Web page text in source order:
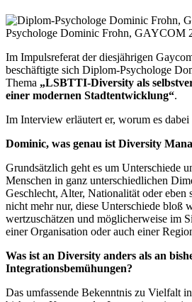
Psychologe Dominic Frohn, GAYCOM
Im Impulsreferat der diesjährigen
beschäftigte sich Diplom-Psychologe
Thema „LSBTTI-Diversity als
einer modernen Stadtentwicklung“.
Im Interview erläutert er, worum es
Dominic, was genau ist Diversity
Grundsätzlich geht es um Unterschiede
Menschen in ganz unterschiedlichen
Geschlecht, Alter, Nationalität oder eben
nicht mehr nur, diese Unterschiede bloß
wertzuschätzen und möglicherweise im
einer Organisation oder auch einer
Was ist an Diversity anders als an
Integrationsbemühungen?
Das umfassende Bekenntnis zu Vielfalt